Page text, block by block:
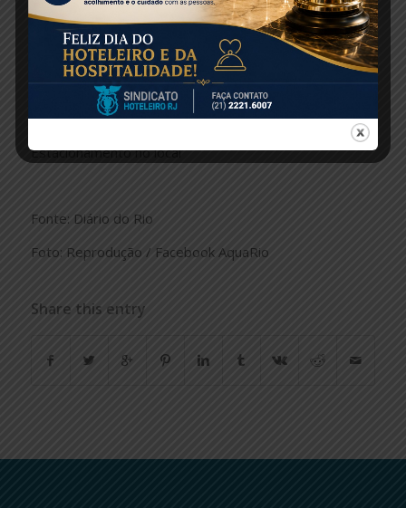
Serviço:
Endereço: Praça Muhammad Ali, Gamboa – Rio de
Janeiro (RJ)
Funcionamento: diariamente, das 9h às 17h (entrada
permitida até 16h)
Estacionamento no local
Fonte: Diário do Rio
Foto: Reprodução / Facebook AquaRio
Share this entry